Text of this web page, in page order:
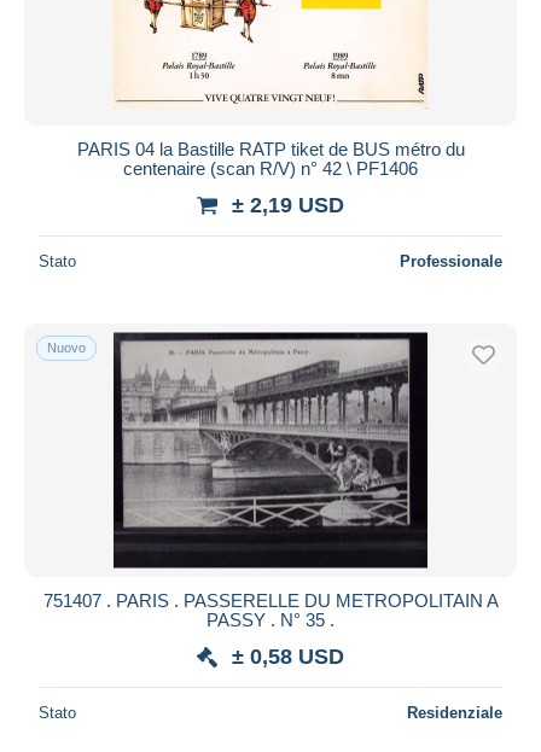
PARIS 04 la Bastille RATP tiket de BUS métro du
centenaire (scan R/V) n° 42 \ PF1406
± 2,19 USD
Stato Professionale
Nuovo
751407 . PARIS . PASSERELLE DU METROPOLITAIN A
PASSY . N° 35 .
± 0,58 USD
Stato Residenziale